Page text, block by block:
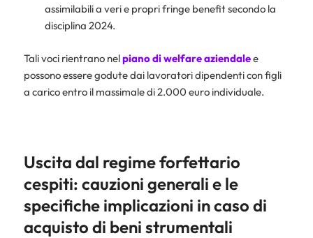
assimilabili a veri e propri fringe benefit secondo la
disciplina 2024.
Tali voci rientrano nelpiano di welfare aziendalee
possono essere godute dai lavoratori dipendenti con figli
a carico entro il massimale di 2.000 euro individuale.
Uscita dal regime forfettario
cespiti: cauzioni generali e le
specifiche implicazioni in caso di
acquisto di beni strumentali